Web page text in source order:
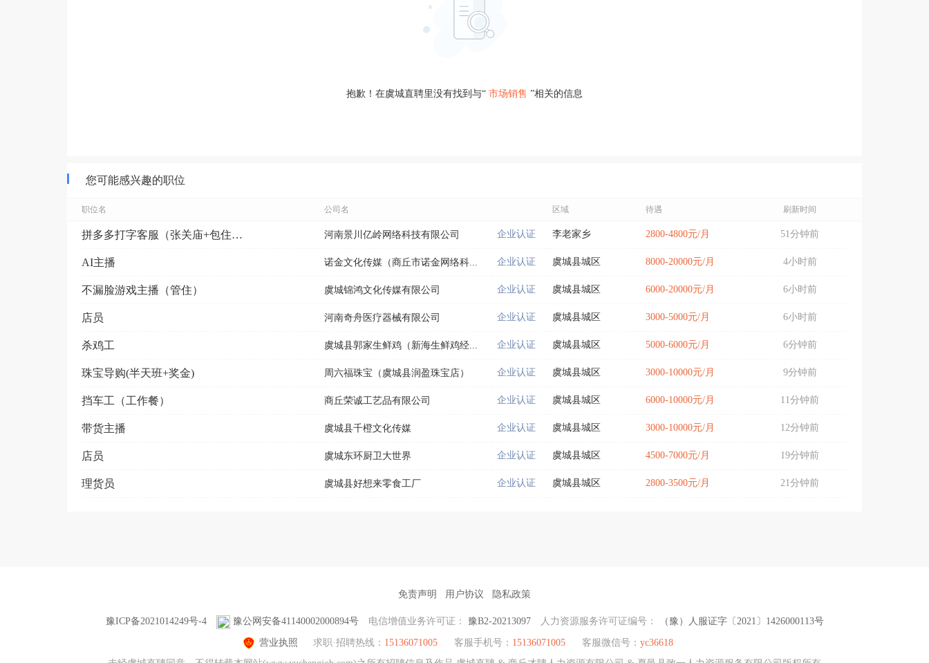
抱歉！在虞城直聘里没有找到与“ 市场销售 ”相关的信息
您可能感兴趣的职位
职位名 公司名 区域 待遇 刷新时间
拼多多打字客服（张关庙+包住单间） 河南景川亿岭网络科技有限公司 企业认证 李老家乡 2800-4800元/月 51分钟前
AI主播 诺金文化传媒（商丘市诺金网络科... 企业认证 虞城县城区 8000-20000元/月 4小时前
不漏脸游戏主播（管住） 虞城锦鸿文化传媒有限公司 企业认证 虞城县城区 6000-20000元/月 6小时前
店员 河南奇舟医疗器械有限公司 企业认证 虞城县城区 3000-5000元/月 6小时前
杀鸡工 虞城县郭家生鲜鸡（新海生鲜鸡经... 企业认证 虞城县城区 5000-6000元/月 6分钟前
珠宝导购(半天班+奖金) 周六福珠宝（虞城县润盈珠宝店） 企业认证 虞城县城区 3000-10000元/月 9分钟前
挡车工（工作餐） 商丘荣诚工艺品有限公司 企业认证 虞城县城区 6000-10000元/月 11分钟前
带货主播 虞城县千橙文化传媒 企业认证 虞城县城区 3000-10000元/月 12分钟前
店员 虞城东环厨卫大世界 企业认证 虞城县城区 4500-7000元/月 19分钟前
理货员 虞城县好想来零食工厂 企业认证 虞城县城区 2800-3500元/月 21分钟前
免责声明 用户协议 隐私政策
豫ICP备2021014249号-4 豫公网安备41140002000894号 电信增值业务许可证： 豫B2-20213097 人力资源服务许可证编号： （豫）人服证字〔2021〕1426000113号
营业执照 求职·招聘热线： 15136071005 客服手机号： 15136071005 客服微信号： yc36618